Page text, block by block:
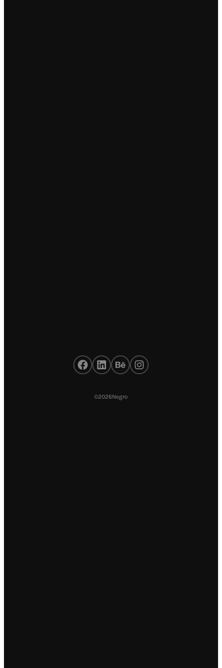
Facebook
LinkedIn
BehanceInstagram
©2026Negro